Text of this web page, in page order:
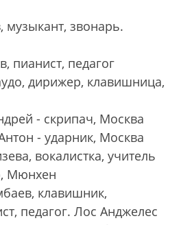
музыкант, звонарь.
пианист, педагог
дирижер, клавишница,
- скрипач, Москва
- ударник, Москва
вокалистка, учитель
Мюнхен
клавишник,
педагог. Лос Анджелес